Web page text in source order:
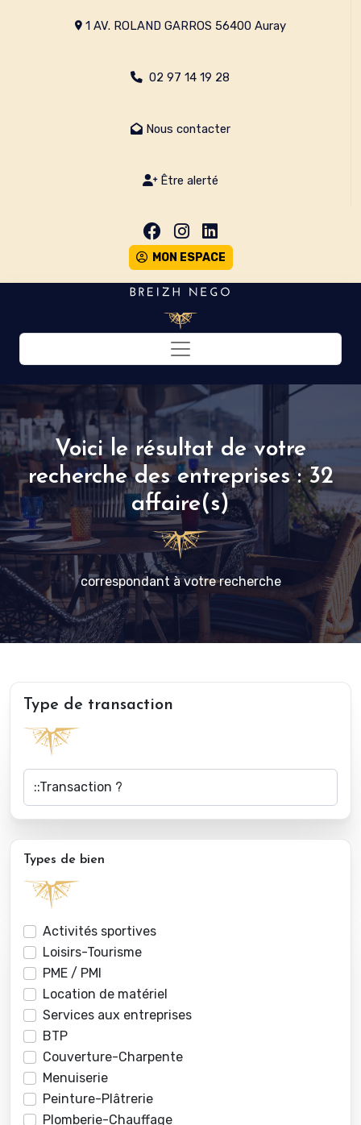
1 AV. ROLAND GARROS 56400 Auray
02 97 14 19 28
Nous contacter
Être alerté
MON ESPACE
Toggle navigation
Voici le résultat de votre
recherche des entreprises : 32
affaire(s)
correspondant à votre recherche
Type de transaction
Types de bien
Activités sportives
Loisirs-Tourisme
PME / PMI
Location de matériel
Services aux entreprises
BTP
Couverture-Charpente
Menuiserie
Peinture-Plâtrerie
Plomberie-Chauffage